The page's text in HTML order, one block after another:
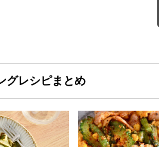
グレシピまとめ